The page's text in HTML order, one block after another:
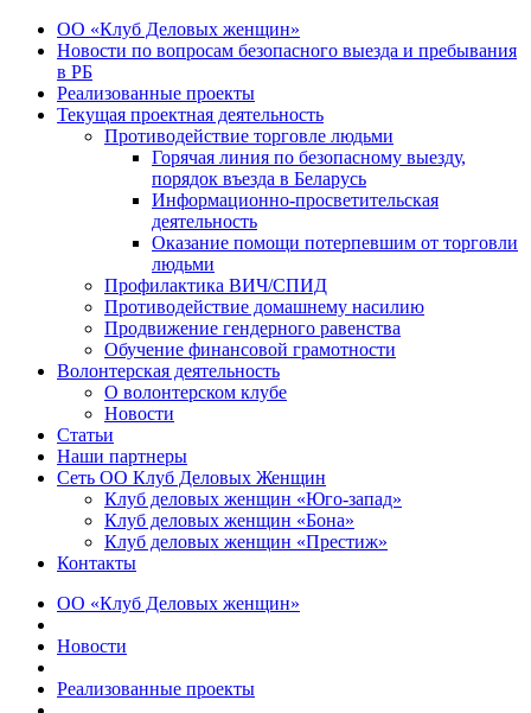
ОО «Клуб Деловых женщин»
Новости по вопросам безопасного выезда и пребывания
в РБ
Реализованные проекты
Текущая проектная деятельность
Противодействие торговле людьми
Горячая линия по безопасному выезду,
порядок въезда в Беларусь
Информационно-просветительская
деятельность
Оказание помощи потерпевшим от торговли
людьми
Профилактика ВИЧ/СПИД
Противодействие домашнему насилию
Продвижение гендерного равенства
Обучение финансовой грамотности
Волонтерская деятельность
О волонтерском клубе
Новости
Статьи
Наши партнеры
Сеть ОО Клуб Деловых Женщин
Клуб деловых женщин «Юго-запад»
Клуб деловых женщин «Бона»
Клуб деловых женщин «Престиж»
Контакты
ОО «Клуб Деловых женщин»
Новости
Реализованные проекты